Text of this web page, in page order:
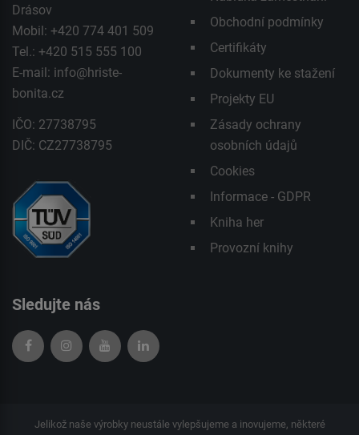
Drásov
Mobil: +420 774 401 509
Tel.: +420 515 555 100
E-mail: info@hriste-
bonita.cz
IČO: 27738795
DIČ: CZ27738795
Obchodní podmínky
Certifikáty
Dokumenty ke stažení
Projekty EU
Zásady ochrany
osobních údajů
Cookies
Informace - GDPR
Kniha her
Provozní knihy
Sledujte nás
Jelikož naše výrobky neustále vylepšujeme a inovujeme, některé